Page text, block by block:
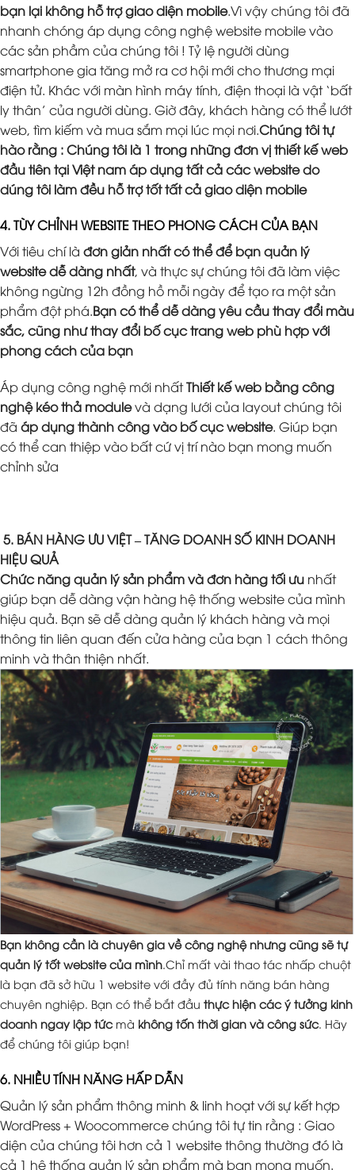
bạn lại không hỗ trợ giao diện mobile.Vì vậy chúng tôi đã
nhanh chóng áp dụng công nghệ website mobile vào
các sản phầm của chúng tôi ! Tỷ lệ người dùng
smartphone gia tăng mở ra cơ hội mới cho thương mại
điện tử. Khác với màn hình máy tính, điện thoại là vật ‘bất
ly thân’ của người dùng. Giờ đây, khách hàng có thể lướt
web, tìm kiếm và mua sắm mọi lúc mọi nơi.Chúng tôi tự
hào rằng : Chúng tôi là 1 trong những đơn vị thiết kế web
đầu tiên tại Việt nam áp dụng tất cả các website do
dúng tôi làm đều hỗ trợ tốt tất cả giao diện mobile
4. TÙY CHỈNH WEBSITE THEO PHONG CÁCH CỦA BẠN
Với tiêu chí là đơn giản nhất có thể để bạn quản lý
website dễ dàng nhất, và thực sự chúng tôi đã làm việc
không ngừng 12h đồng hồ mỗi ngày để tạo ra một sản
phẩm đột phá.Bạn có thể dễ dàng yêu cầu thay đổi màu
sắc, cũng như thay đổi bố cục trang web phù hợp với
phong cách của bạn
Áp dụng công nghệ mới nhấtThiết kế web bằng công
nghệ kéo thả modulevà dạng lưới của layout chúng tôi
đã áp dụng thành công vào bố cục website. Giúp bạn
có thể can thiệp vào bất cứ vị trí nào bạn mong muốn
chỉnh sửa
5. BÁN HÀNG ƯU VIỆT – TĂNG DOANH SỐ KINH DOANH
HIỆU QUẢ
Chức năng quản lý sản phẩm và đơn hàng tối ưu nhất
giúp bạn dễ dàng vận hàng hệ thống website của mình
hiệu quả. Bạn sẽ dễ dàng quản lý khách hàng và mọi
thông tin liên quan đến cửa hàng của bạn 1 cách thông
minh và thân thiện nhất.
Bạn không cần là chuyên gia về công nghệ nhưng cũng sẽ tự
quản lý tốt website của mình .Chỉ mất vài thao tác nhấp chuột
là bạn đã sở hữu 1 website với đầy đủ tính năng bán hàng
chuyên nghiệp. Bạn có thể bắt đầu thực hiện các ý tưởng kinh
doanh ngay lập tứcmà không tốn thời gian và công sức. Hãy
để chúng tôi giúp bạn!
6. NHIỀU TÍNH NĂNG HẤP DẪN
Quản lý sản phẩm thông minh & linh hoạt với sự kết hợp
WordPress + Woocommerce chúng tôi tự tin rằng : Giao
diện của chúng tôi hơn cả 1 website thông thường đó là
cả 1 hệ thống quản lý sản phẩm mà bạn mong muốn.